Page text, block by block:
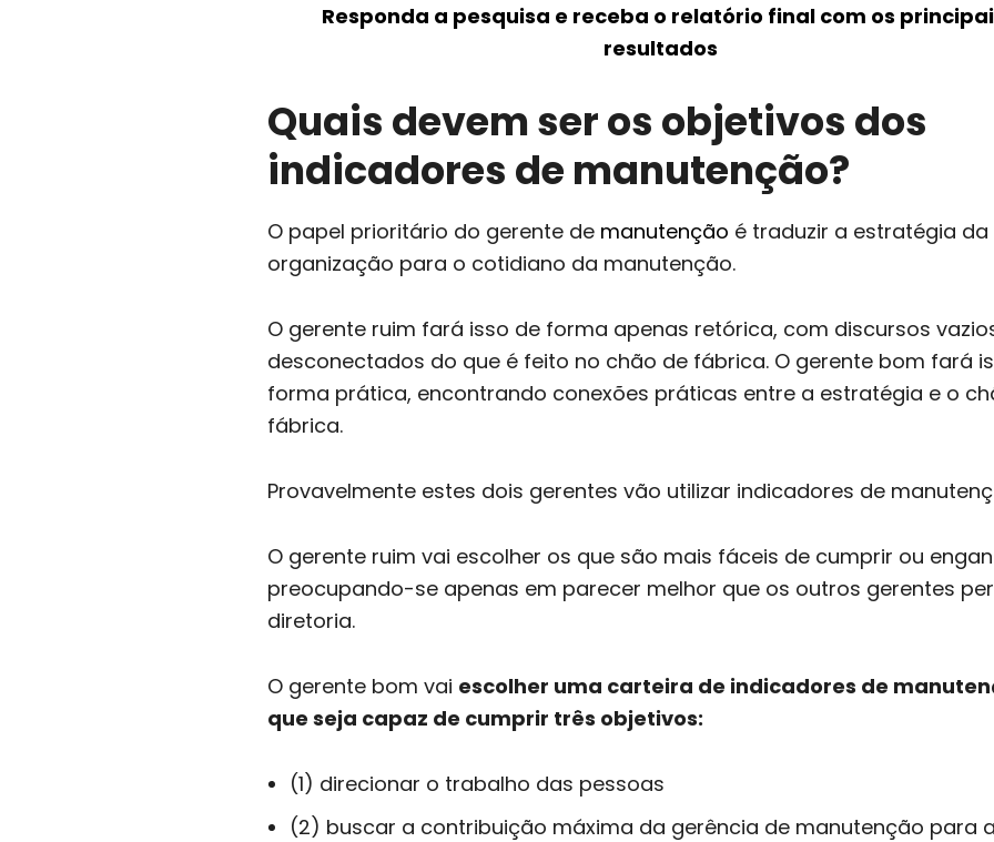
Responda a pesquisa e receba o relatório final com os
resultados
Quais devem ser os objetivos dos
indicadores de manutenção?
O papel prioritário do gerente de manutenção é traduzir a estratégia da
organização para o cotidiano da manutenção.
O gerente ruim fará isso de forma apenas retórica, com discursos
desconectados do que é feito no chão de fábrica. O gerente bom fará
forma prática, encontrando conexões práticas entre a estratégia e o
fábrica.
Provavelmente estes dois gerentes vão utilizar indicadores de
O gerente ruim vai escolher os que são mais fáceis de cumprir ou
preocupando-se apenas em parecer melhor que os outros gerentes
diretoria.
O gerente bom vai escolher uma carteira de indicadores de
que seja capaz de cumprir três objetivos:
(1) direcionar o trabalho das pessoas
(2) buscar a contribuição máxima da gerência de manutenção para